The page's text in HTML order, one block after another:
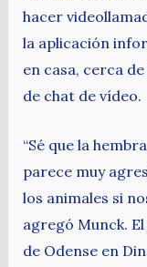
hacer
la aplicación
en casa, cerca
de chat de vídeo.
“Sé que la
parece muy
los animales si
agregó Munck.
de Odense en